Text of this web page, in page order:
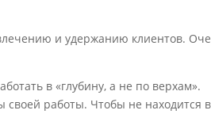
и удержанию клиентов.
в «глубину, а не по верхам».
своей работы. Чтобы не находится в